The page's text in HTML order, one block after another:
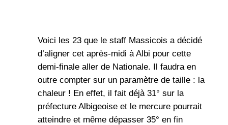
Voici les 23 que le staff Massicois a décidé
d’aligner cet après-midi à Albi pour cette
demi-finale aller de Nationale. Il faudra en
outre compter sur un paramètre de taille : la
chaleur ! En effet, il fait déjà 31° sur la
préfecture Albigeoise et le mercure pourrait
atteindre et même dépasser 35° en fin